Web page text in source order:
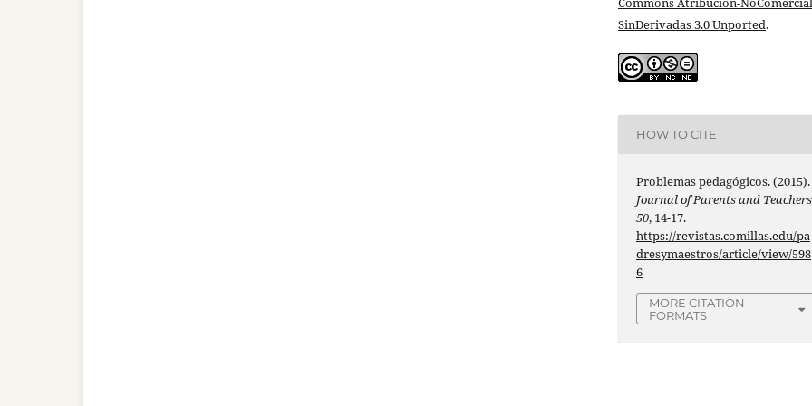
SinDerivadas 3.0 Unported.
HOW TO CITE
Problemas pedagógicos. (2015).
Journal of Parents and Teachers
50, 14-17.
https://revistas.comillas.edu/pa
dresymaestros/article/view/598
6
MORE CITATION
FORMATS